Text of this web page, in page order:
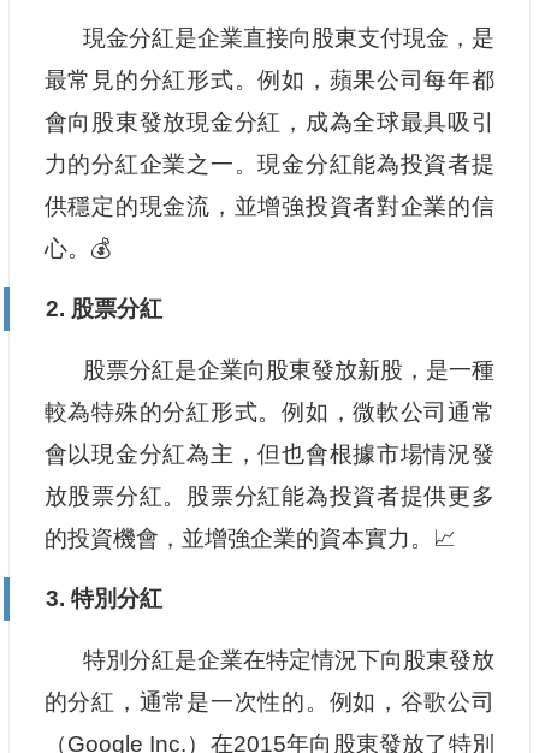
現金分紅是企業直接向股東支付現金，是
最常見的分紅形式。例如，蘋果公司每年都
會向股東發放現金分紅，成為全球最具吸引
力的分紅企業之一。現金分紅能為投資者提
供穩定的現金流，並增強投資者對企業的信
心。💰
2. 股票分紅
股票分紅是企業向股東發放新股，是一種
較為特殊的分紅形式。例如，微軟公司通常
會以現金分紅為主，但也會根據市場情況發
放股票分紅。股票分紅能為投資者提供更多
的投資機會，並增強企業的資本實力。📈
3. 特別分紅
特別分紅是企業在特定情況下向股東發放
的分紅，通常是一次性的。例如，谷歌公司
（Google Inc.）在2015年向股東發放了特別